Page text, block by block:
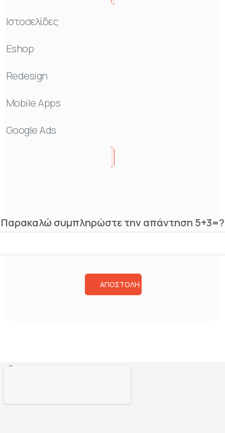
Ιστοσελίδες
Eshop
Redesign
Mobile Apps
Google Ads
Παρακαλώ συμπληρώστε την απάντηση 5+3=?